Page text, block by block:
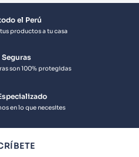
el Perú
productos a tu casa
son 100% protegidas
en lo que necesites